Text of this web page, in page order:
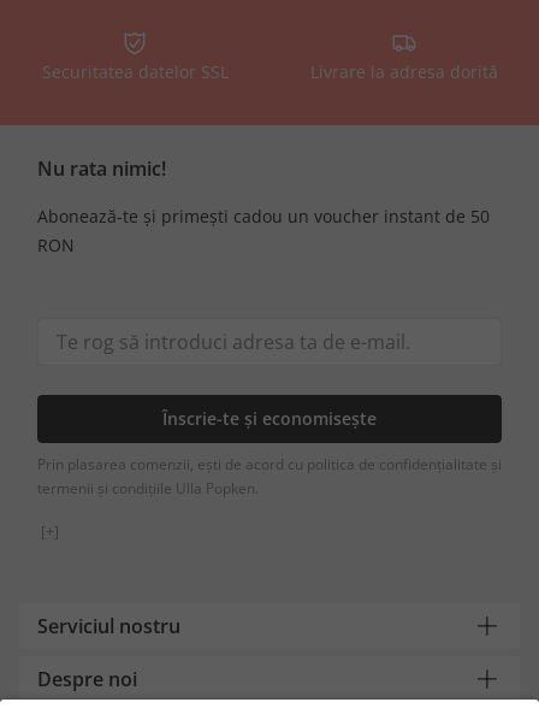
Securitatea datelor SSL Livrare la adresa dorită
Nu rata nimic!
Abonează-te și primești cadou un voucher instant de 50
RON
Înscrie-te și economisește
Prin plasarea comenzii, ești de acord cu politica de confidențialitate și
termenii și condițiile Ulla Popken.
[+]
Serviciul nostru
Despre noi